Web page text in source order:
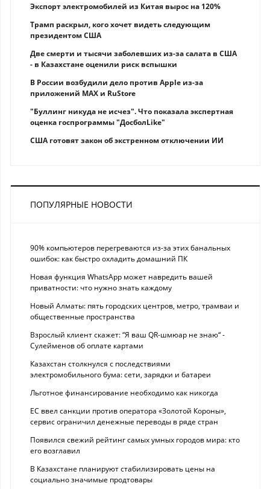
Экспорт электромобилей из Китая вырос на 120%
Трамп раскрыл, кого хочет видеть следующим
президентом США
Две смерти и тысячи заболевших из-за салата в США
- в Казахстане оценили риск вспышки
В России возбудили дело против Apple из-за
приложений MAX и RuStore
"Буллинг никуда не исчез". Что показала экспертная
оценка госпрограммы "ДосболLike"
США готовят закон об экстренном отключении ИИ
ПОПУЛЯРНЫЕ НОВОСТИ
90% компьютеров перегреваются из-за этих банальных
ошибок: как быстро охладить домашний ПК
Новая функция WhatsApp может навредить вашей
приватности: что нужно знать каждому
Новый Алматы: пять городских центров, метро, трамваи и
общественные пространства
Взрослый клиент скажет: “Я ваш QR-шмюар не знаю“ -
Сулейменов об оплате картами
Казахстан столкнулся с последствиями
электромобильного бума: сети, зарядки и батареи
Льготное финансирование необходимо как никогда
ЕС ввел санкции против оператора «Золотой Короны»,
сервис ограничил денежные переводы в ряде стран
Появился свежий рейтинг самых умных городов мира: кто
его возглавил
В Казахстане планируют стабилизировать цены на
социально значимые продтовары